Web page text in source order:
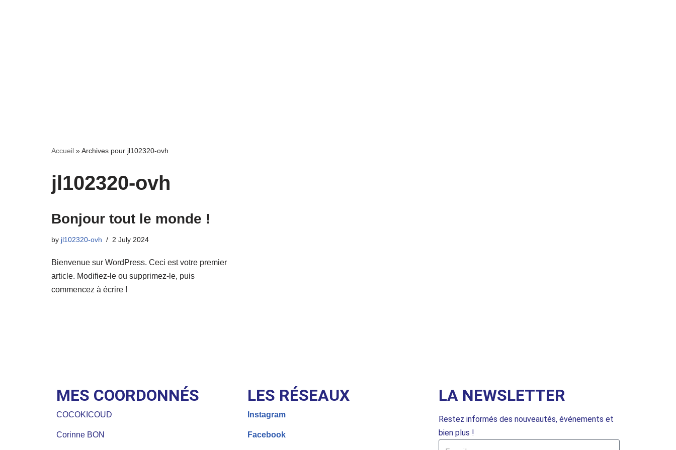
Accueil »Archives pour jl102320-ovh
jl102320-ovh
Bonjour tout le monde !
by jl102320-ovh 2 July 2024
Bienvenue sur WordPress. Ceci est votre premier
article. Modifiez-le ou supprimez-le, puis
commencez à écrire !
MES COORDONNÉS
COCOKICOUD
Corinne BON
LES RÉSEAUX
Instagram
Facebook
LA NEWSLETTER
Restez informés des nouveautés, événements et
bien plus !